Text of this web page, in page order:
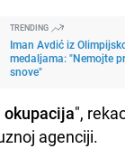
TRENDING
Iman Avdić iz
medaljama: "Nemojte
snove"
okupacija",
agenciji.